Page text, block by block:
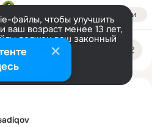
Войти
файлы, чтобы улучшить
ваш возраст менее 13 лет,
должен ваш законный
информации